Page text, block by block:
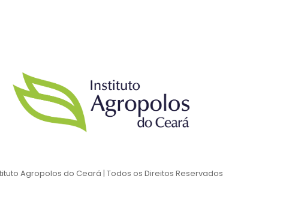
Agropolos do Ceará | Todos os Direitos Reservados